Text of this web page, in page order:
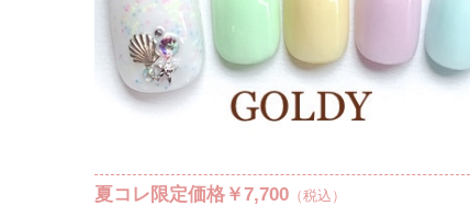
夏コレ限定価格￥7,700（税込）